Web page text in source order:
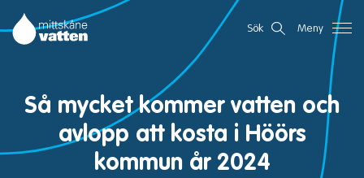
Gå
direkt
till
Mittskåne Vatten
Sök Meny
Så mycket kommer vatten och
avlopp att kosta i Höörs
kommun år 2024